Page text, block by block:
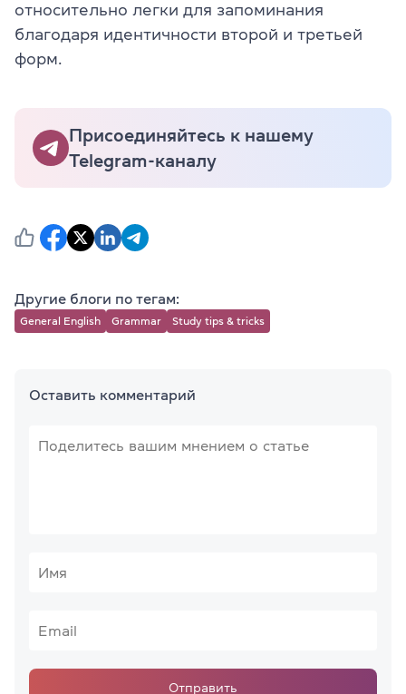
относительно легки для запоминания
благодаря идентичности второй и третьей
форм.
Присоединяйтесь к нашему
Telegram-каналу
Другие блоги по тегам:
General English Grammar Study tips & tricks
Оставить комментарий
Отправить